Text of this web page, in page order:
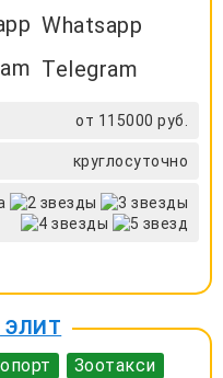
Whatsapp
Telegram
от 115000 руб.
круглосуточно
ЭЛИТ
Зоотакси